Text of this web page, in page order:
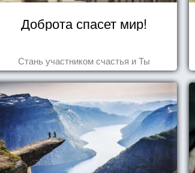
Доброта спасет мир!
Стань участником счастья и Ты